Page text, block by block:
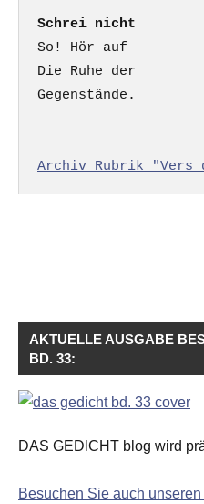
Schrei nicht
So! Hör auf
Die Ruhe der
Gegenstände.
Archiv Rubrik "Vers
AKTUELLE AUSGABE
BD. 33:
DAS GEDICHT blog wird
Besuchen Sie auch